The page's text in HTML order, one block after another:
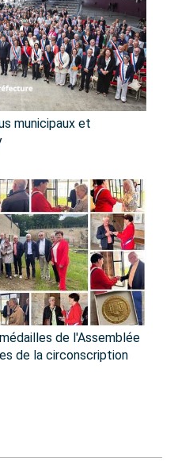
municipaux et
de l'Assemblée
de la circonscription